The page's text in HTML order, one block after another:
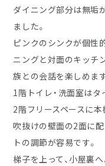
ダイニング部分は無垢
ました。
ピンクのシンクが個性
ニングと対面のキッチ
族との会話を楽しめま
1階トイレ・洗面室はタ
2階フリースペースに本
吹抜けの壁面の2面に
トの調節が容易です。
梯子を上って、小屋裏